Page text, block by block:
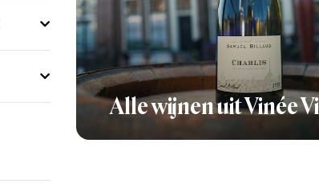
Alle wijnen uit Vinée